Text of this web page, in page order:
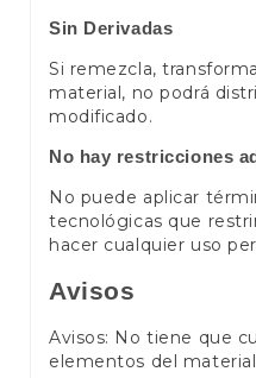
Sin Derivadas
Si remezcla,
material, no podrá
modificado.
No hay restricciones
No puede aplicar
tecnológicas que
hacer cualquier uso
Avisos
Avisos: No tiene que
elementos del